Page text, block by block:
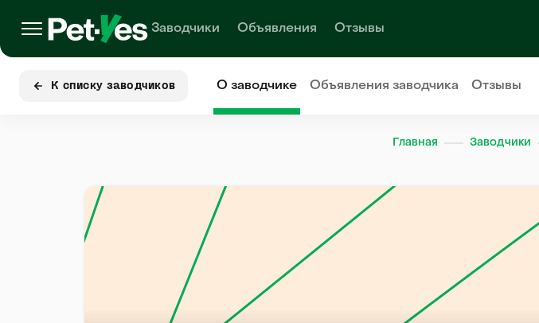
Заводчики Объявления Отзывы
К списку заводчиков О заводчике Объявлениязаводчика Отзывы
Главная Заводчики